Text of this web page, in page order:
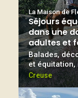
La Maison de
Séjours
dans une
adultes et
Balades,
et équitation,
Creuse